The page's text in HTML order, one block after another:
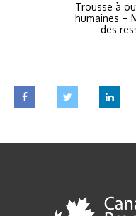
Trousse à
humaines –
des